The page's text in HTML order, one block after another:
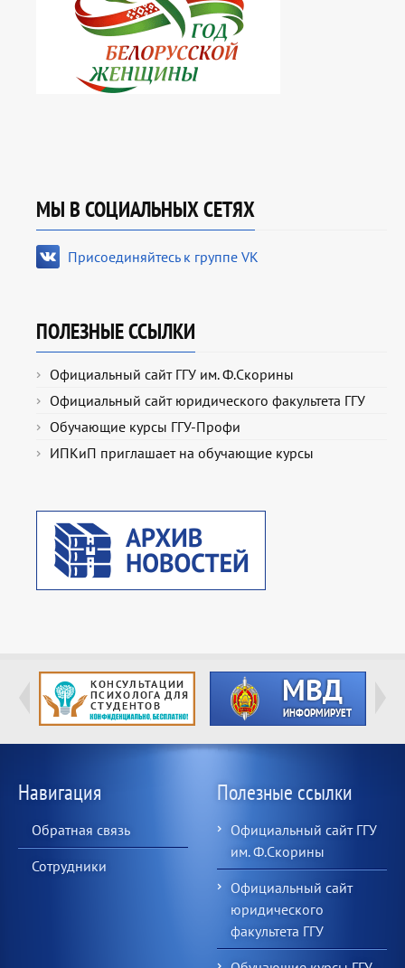
МЫ В СОЦИАЛЬНЫХ СЕТЯХ
Присоединяйтесь к группе VK
ПОЛЕЗНЫЕ ССЫЛКИ
Официальный сайт ГГУ им. Ф.Скорины
Официальный сайт юридического факультета ГГУ
Обучающие курсы ГГУ-Профи
ИПКиП приглашает на обучающие курсы
Навигация
Обратная связь
Сотрудники
Полезные ссылки
Официальный сайт ГГУ
им. Ф.Скорины
Официальный сайт
юридического
факультета ГГУ